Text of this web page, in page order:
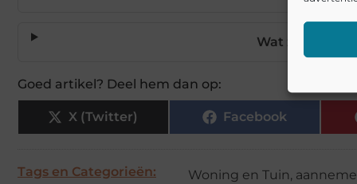
Wat zijn
Goed artikel? Deel hem dan op:
X (Twitter) Facebook
Tags en Categorieën: Woning en Tuin,